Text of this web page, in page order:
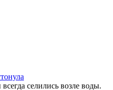
селились возле воды.